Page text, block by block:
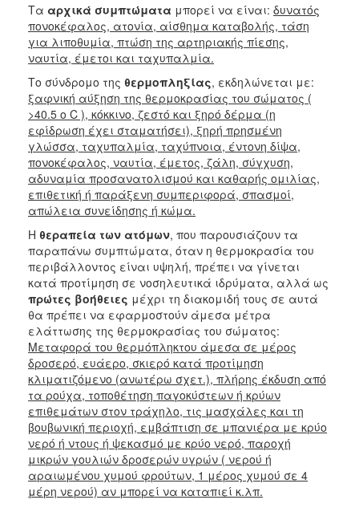
Αδειοδότηση
&
Έλεγχος
Βρεφονηπιακών
Σταθμών
Δημοτικό
Ιατρείο
Ξενώνας
Φιλοξενίας
Γυναικών
Κέντρο
Κοινότητας
Κοινωνικό
Φαρμακείο
Κοινωνικό
Παντοπωλείο
Ισότητα
των
Φύλων
Υγεία
Αυτόματοι
Απινιδωτές
ΤΟΠΟΣ
Τα αρχικά συμπτώματα μπορεί να είναι: δυνατός
πονοκέφαλος, ατονία, αίσθημα καταβολής, τάση
για λιποθυμία, πτώση της αρτηριακής πίεσης,
ναυτία, έμετοι και ταχυπαλμία.
Το σύνδρομο της θερμοπληξίας, εκδηλώνεται με:
ξαφνική αύξηση της θερμοκρασίας του σώματος (
>40.5 ο C ), κόκκινο, ζεστό και ξηρό δέρμα (η
εφίδρωση έχει σταματήσει), ξηρή πρησμένη
γλώσσα, ταχυπαλμία, ταχύπνοια, έντονη δίψα,
πονοκέφαλος, ναυτία, έμετος, ζάλη, σύγχυση,
αδυναμία προσανατολισμού και καθαρής ομιλίας,
επιθετική ή παράξενη συμπεριφορά, σπασμοί,
απώλεια συνείδησης ή κώμα.
Η θεραπεία των ατόμων, που παρουσιάζουν τα
παραπάνω συμπτώματα, όταν η θερμοκρασία του
περιβάλλοντος είναι υψηλή, πρέπει να γίνεται
κατά προτίμηση σε νοσηλευτικά ιδρύματα, αλλά ως
πρώτες βοήθειες μέχρι τη διακομιδή τους σε αυτά
θα πρέπει να εφαρμοστούν άμεσα μέτρα
ελάττωσης της θερμοκρασίας του σώματος:
Μεταφορά του θερμόπληκτου άμεσα σε μέρος
δροσερό, ευάερο, σκιερό κατά προτίμηση
κλιματιζόμενο (ανωτέρω σχετ.), πλήρης έκδυση από
τα ρούχα, τοποθέτηση παγοκύστεων ή κρύων
επιθεμάτων στον τράχηλο, τις μασχάλες και τη
βουβωνική περιοχή, εμβάπτιση σε μπανιέρα με κρύο
νερό ή ντους ή ψεκασμό με κρύο νερό, παροχή
μικρών γουλιών δροσερών υγρών ( νερού ή
αραιωμένου χυμού φρούτων, 1 μέρος χυμού σε 4
μέρη νερού) αν μπορεί να καταπιεί κ.λπ.